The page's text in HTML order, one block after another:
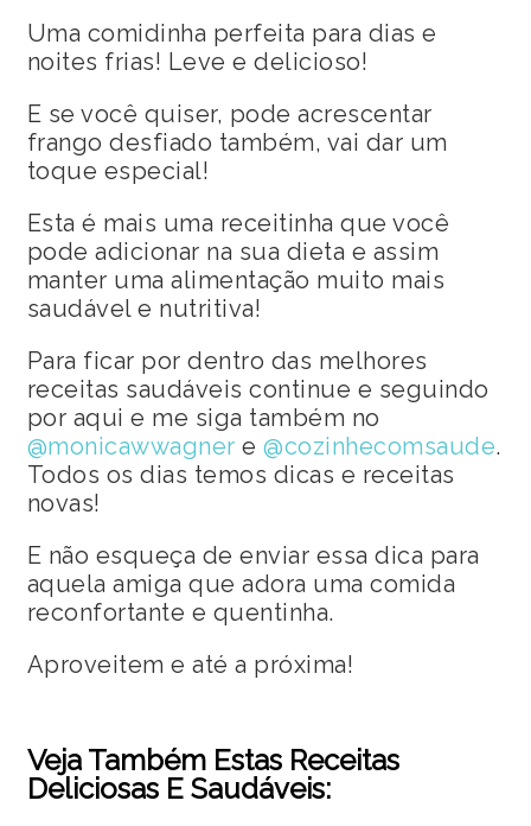
Uma comidinha perfeita para dias e
noites frias! Leve e delicioso!
E se você quiser, pode acrescentar
frango desfiado também, vai dar um
toque especial!
Esta é mais uma receitinha que você
pode adicionar na sua dieta e assim
manter uma alimentação muito mais
saudável e nutritiva!
Para ficar por dentro das melhores
receitas saudáveis continue e seguindo
por aqui e me siga também no
@monicawwagner e@cozinhecomsaude.
Todos os dias temos dicas e receitas
novas!
E não esqueça de enviar essa dica para
aquela amiga que adora uma comida
reconfortante e quentinha.
Aproveitem e até a próxima!
Veja Também Estas Receitas
Deliciosas E Saudáveis: